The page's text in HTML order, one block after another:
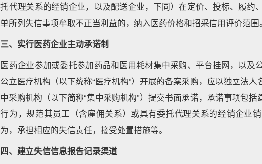
托代理关系的经销企业，以及配送企业，下同）在定价、投标、履约
单所列失信事项牟取不正当利益的，纳入医药价格和招采信用评价范围。
三、实行医药企业主动承诺制
医药企业参加或委托参加药品和医用耗材集中采购、平台挂网，以及
公立医疗机构（以下统称“医疗机构”）开展的备案采购，应以独立法
中采购机构（以下简称“集中采购机构”）提交书面承诺，承诺事项包
行为，规范其员工（含雇佣关系）或具有委托代理关系的经销企业
为，承担相应的失信责任，接受处置措施等。
四、建立失信信息报告记录渠道